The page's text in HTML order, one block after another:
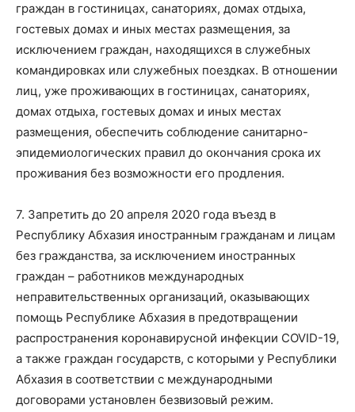
граждан в гостиницах, санаториях, домах отдыха,
гостевых домах и иных местах размещения, за
исключением граждан, находящихся в служебных
командировках или служебных поездках. В отношении
лиц, уже проживающих в гостиницах, санаториях,
домах отдыха, гостевых домах и иных местах
размещения, обеспечить соблюдение санитарно-
эпидемиологических правил до окончания срока их
проживания без возможности его продления.
7. Запретить до 20 апреля 2020 года въезд в
Республику Абхазия иностранным гражданам и лицам
без гражданства, за исключением иностранных
граждан – работников международных
неправительственных организаций, оказывающих
помощь Республике Абхазия в предотвращении
распространения коронавирусной инфекции COVID-19,
а также граждан государств, с которыми у Республики
Абхазия в соответствии с международными
договорами установлен безвизовый режим.